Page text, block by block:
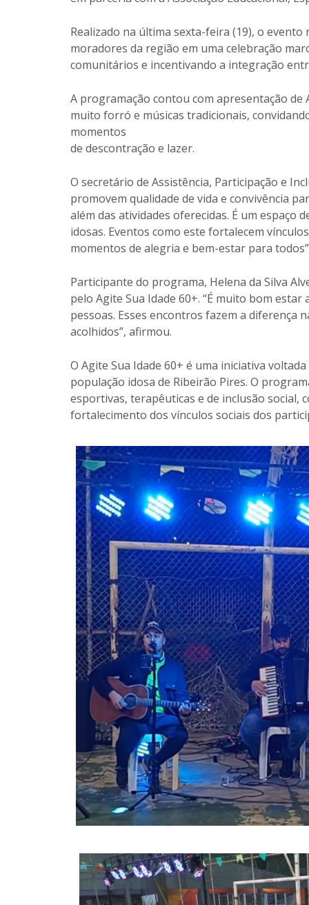
Realizado na última sexta-feira (19), o
moradores da região em uma celebração
comunitários e incentivando a integração
A programação contou com apresentação
muito forró e músicas tradicionais,
momentos
de descontração e lazer.
O secretário de Assistência, Participação e
promovem qualidade de vida e convivência
além das atividades oferecidas. É um espaço
idosas. Eventos como este fortalecem
momentos de alegria e bem-estar para
Participante do programa, Helena da Silva
pelo Agite Sua Idade 60+. “É muito bom
pessoas. Esses encontros fazem a diferença
acolhidos”, afirmou.
O Agite Sua Idade 60+ é uma iniciativa
população idosa de Ribeirão Pires. O
esportivas, terapêuticas e de inclusão social,
fortalecimento dos vínculos sociais dos